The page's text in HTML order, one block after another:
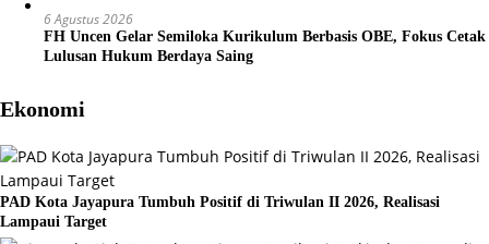
6 Agustus 2026
FH Uncen Gelar Semiloka Kurikulum Berbasis OBE, Fokus Cetak
Lulusan Hukum Berdaya Saing
Ekonomi
PAD Kota Jayapura Tumbuh Positif di Triwulan II 2026, Realisasi
Lampaui Target